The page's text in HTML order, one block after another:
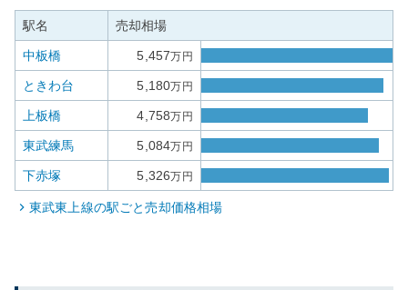
駅名 売却相場
中板橋 5,457万円
ときわ台 5,180万円
上板橋 4,758万円
東武練馬 5,084万円
下赤塚 5,326万円
東武東上線の駅ごと売却価格相場